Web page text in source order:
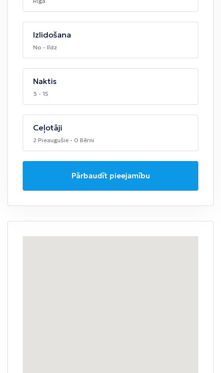
Izlidošana
No - līdz
Naktis
3 - 15
Ceļotāji
2 Pieaugušie - 0 Bērni
Pārbaudīt pieejamību